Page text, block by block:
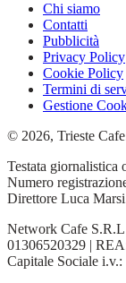
Chi siamo
Contatti
Pubblicità
Privacy Policy
Cookie Policy
Termini di
Gestione
© 2026, Trieste
Testata giornalistica
Numero
Direttore Luca
Network Cafe S.R.L
01306520329 |
Capitale Sociale